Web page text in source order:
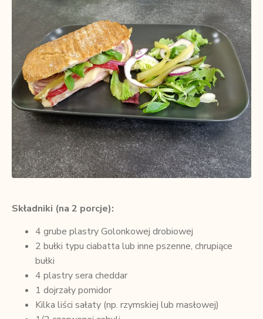
Składniki (na 2 porcje):
4 grube plastry Golonkowej drobiowej
2 bułki typu ciabatta lub inne pszenne, chrupiące
bułki
4 plastry sera cheddar
1 dojrzały pomidor
Kilka liści sałaty (np. rzymskiej lub masłowej)